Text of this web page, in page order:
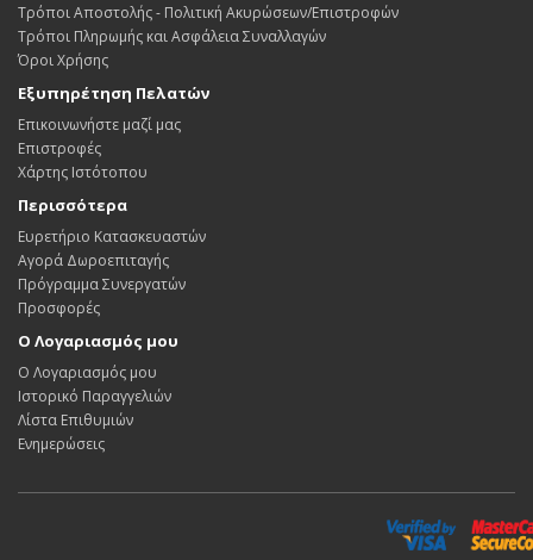
Τρόποι Αποστολής - Πολιτική Ακυρώσεων/Επιστροφών
Τρόποι Πληρωμής και Ασφάλεια Συναλλαγών
Όροι Χρήσης
Εξυπηρέτηση Πελατών
Επικοινωνήστε μαζί μας
Επιστροφές
Χάρτης Ιστότοπου
Περισσότερα
Ευρετήριο Κατασκευαστών
Αγορά Δωροεπιταγής
Πρόγραμμα Συνεργατών
Προσφορές
Ο Λογαριασμός μου
Ο Λογαριασμός μου
Ιστορικό Παραγγελιών
Λίστα Επιθυμιών
Ενημερώσεις